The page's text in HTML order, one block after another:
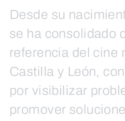
Desde su
se ha consolidado
referencia del cine
Castilla y León,
por visibilizar
promover